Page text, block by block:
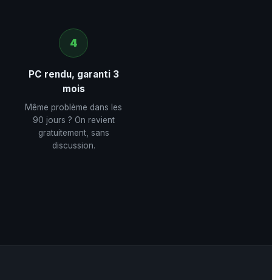
4
PC rendu, garanti 3
mois
Même problème dans les
90 jours ? On revient
gratuitement, sans
discussion.